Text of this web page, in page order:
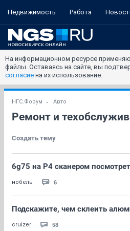
Недвижимость Работа
На информационном ресурсе
файлы. Оставаясь на сайте, вы
согласие на их использование.
НГС.Форум Авто
Ремонт и
Создать тему
6g75 на P4 сканером
нобель 6
Подскажите, чем склеить
cruizer 58